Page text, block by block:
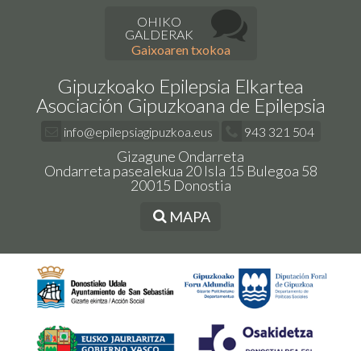
OHIKO
GALDERAK
Gaixoaren txokoa
Gipuzkoako Epilepsia Elkartea
Asociación Gipuzkoana de Epilepsia
info@epilepsiagipuzkoa.eus 943 321 504
Gizagune Ondarreta
Ondarreta pasealekua 20 Isla 15 Bulegoa 58
20015 Donostia
MAPA